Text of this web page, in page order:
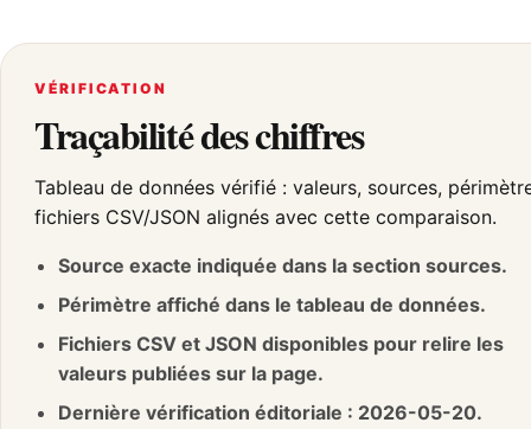
VÉRIFICATION
Traçabilité des chiffres
Tableau de données vérifié : valeurs, sources,
fichiers CSV/JSON alignés avec cette comparaison.
Source exacte indiquée dans la section sources.
Périmètre affiché dans le tableau de données.
Fichiers CSV et JSON disponibles pour relire les
valeurs publiées sur la page.
Dernière vérification éditoriale : 2026-05-20.